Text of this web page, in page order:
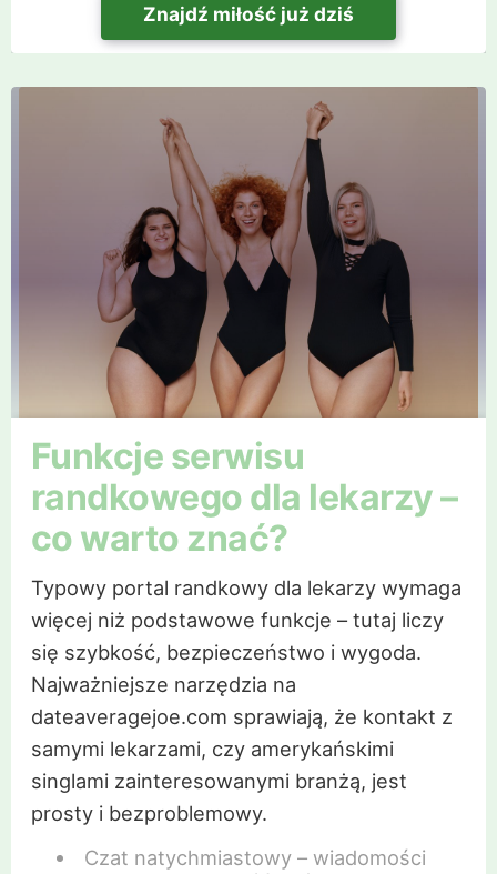
Znajdź miłość już dziś
Funkcje serwisu
randkowego dla lekarzy –
co warto znać?
Typowy portal randkowy dla lekarzy wymaga
więcej niż podstawowe funkcje – tutaj liczy
się szybkość, bezpieczeństwo i wygoda.
Najważniejsze narzędzia na
dateaveragejoe.com sprawiają, że kontakt z
samymi lekarzami, czy amerykańskimi
singlami zainteresowanymi branżą, jest
prosty i bezproblemowy.
Czat natychmiastowy – wiadomości